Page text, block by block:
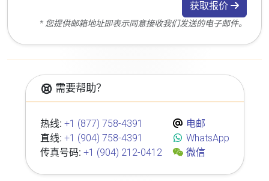
获取报价
* 您提供邮箱地址即表示同意接收我们发送的电子邮件。
需要帮助？
热线: +1 (877) 758-4391
直线: +1 (904) 758-4391
传真号码: +1 (904) 212-0412
电邮
WhatsApp
微信